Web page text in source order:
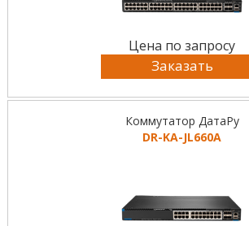
Цена по запросу
Заказать
Коммутатор ДатаРу
DR-KА-JL660A